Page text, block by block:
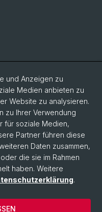
und Anzeigen zu
Medien anbieten zu
Website zu analysieren.
zu Ihrer Verwendung
für soziale Medien,
Partner führen diese
Daten zusammen,
die sie im Rahmen
haben. Weitere
.